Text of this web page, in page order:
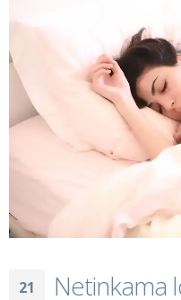
21
Netinkama